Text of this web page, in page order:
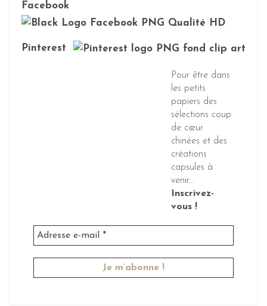
Facebook
Pinterest
Pour être dans
les petits
papiers des
sélections coup
de cœur
chinées et des
créations
capsules à
venir...
Inscrivez-
vous !